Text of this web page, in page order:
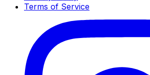
Terms of Service